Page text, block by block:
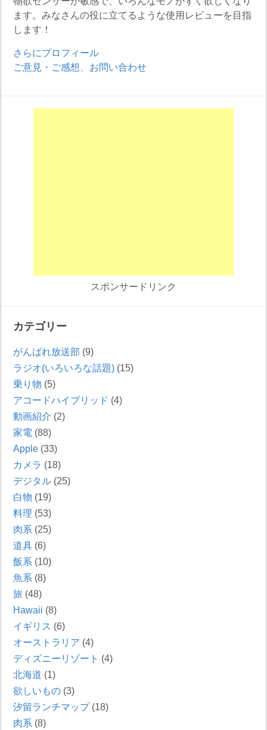
ます。みなさんの役に立てるような使用レビューを目指
します！
さらにプロフィール
ご意見・ご感想、お問い合わせ
スポンサードリンク
カテゴリー
がんばれ放送部 (9)
ラジオ(いろいろな話題) (15)
乗り物 (5)
アコードハイブリッド (4)
動画紹介 (2)
家電 (88)
Apple (33)
カメラ (18)
デジタル (25)
白物 (19)
料理 (53)
肉系 (25)
道具 (6)
飯系 (10)
魚系 (8)
旅 (48)
Hawaii (8)
イギリス (6)
オーストラリア (4)
ディズニーリゾート (4)
北海道 (1)
欲しいもの (3)
汐留ランチマップ(18)
肉系 (8)